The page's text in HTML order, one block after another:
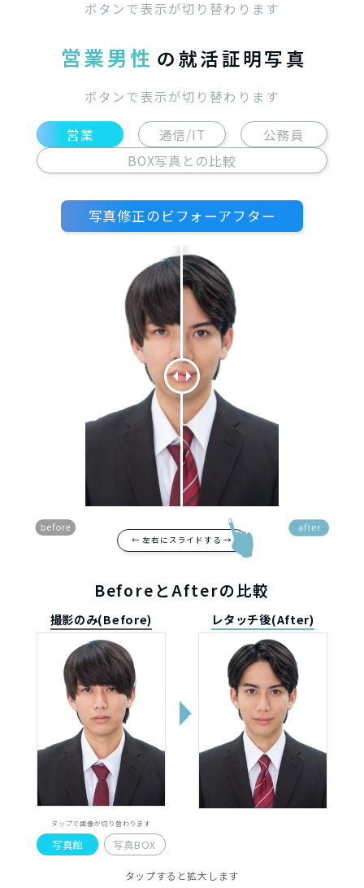
ボタンで表示が切り替わります
営業男性 の就活証明写真
ボタンで表示が切り替わります
営業 通信/IT
公務員
BOX写真との比較
写真修正のビフォーアフター
← 左右にスライドする →
BeforeとAfterの比較
撮影のみ(Before)
タップで画像が切り替わります
写真館 写真BOX
レタッチ後(After)
タップすると拡大します